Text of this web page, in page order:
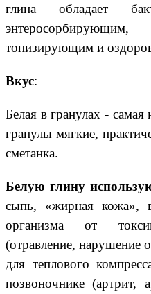
глина обладает
тонизирующим и
Вкус:
Белая в гранулах -
гранулы мягкие,
сметанка.
Белую глину
сыпь, «жирная кожа»,
организма от
(отравление, нарушение
для теплового
позвоночнике (артрит,